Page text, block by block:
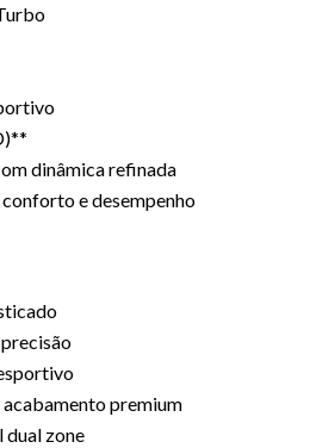
dinâmica refinada
e desempenho
premium
zone